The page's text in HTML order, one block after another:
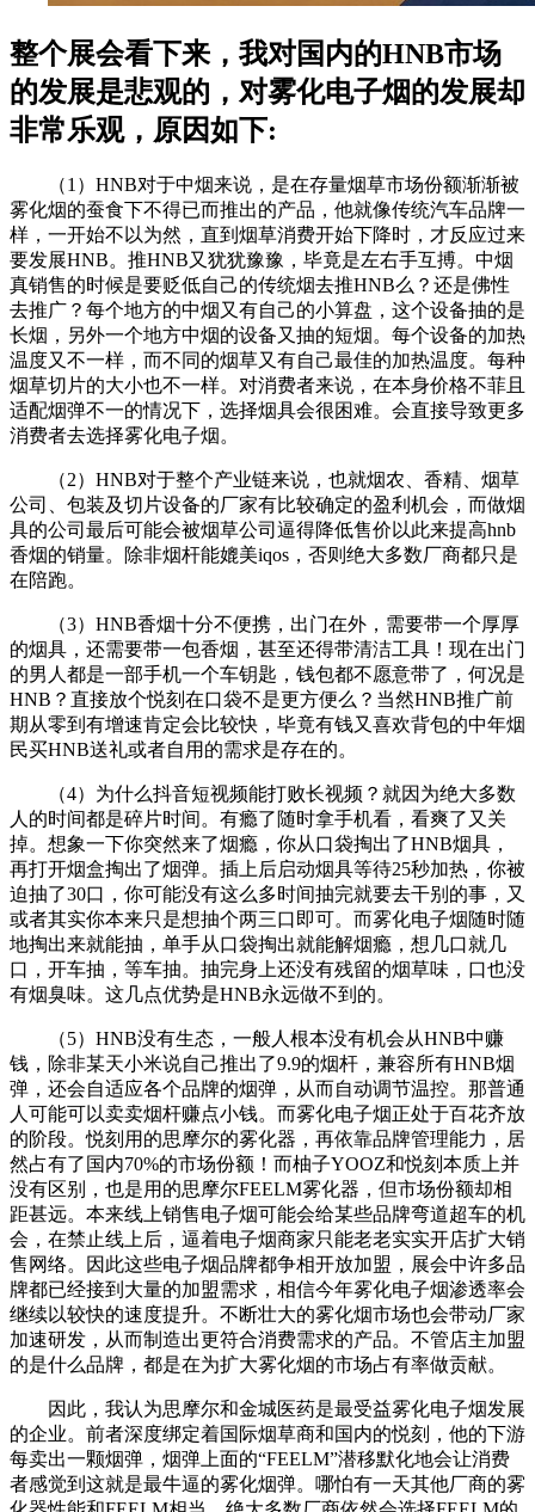
整个展会看下来，我对国内的HNB市场
的发展是悲观的，对雾化电子烟的发展却
非常乐观，原因如下:
（1）HNB对于中烟来说，是在存量烟草市场份额渐渐被
雾化烟的蚕食下不得已而推出的产品，他就像传统汽车品牌一
样，一开始不以为然，直到烟草消费开始下降时，才反应过来
要发展HNB。推HNB又犹犹豫豫，毕竟是左右手互搏。中烟
真销售的时候是要贬低自己的传统烟去推HNB么？还是佛性
去推广？每个地方的中烟又有自己的小算盘，这个设备抽的是
长烟，另外一个地方中烟的设备又抽的短烟。每个设备的加热
温度又不一样，而不同的烟草又有自己最佳的加热温度。每种
烟草切片的大小也不一样。对消费者来说，在本身价格不菲且
适配烟弹不一的情况下，选择烟具会很困难。会直接导致更多
消费者去选择雾化电子烟。
（2）HNB对于整个产业链来说，也就烟农、香精、烟草
公司、包装及切片设备的厂家有比较确定的盈利机会，而做烟
具的公司最后可能会被烟草公司逼得降低售价以此来提高hnb
香烟的销量。除非烟杆能媲美iqos，否则绝大多数厂商都只是
在陪跑。
（3）HNB香烟十分不便携，出门在外，需要带一个厚厚
的烟具，还需要带一包香烟，甚至还得带清洁工具！现在出门
的男人都是一部手机一个车钥匙，钱包都不愿意带了，何况是
HNB？直接放个悦刻在口袋不是更方便么？当然HNB推广前
期从零到有增速肯定会比较快，毕竟有钱又喜欢背包的中年烟
民买HNB送礼或者自用的需求是存在的。
（4）为什么抖音短视频能打败长视频？就因为绝大多数
人的时间都是碎片时间。有瘾了随时拿手机看，看爽了又关
掉。想象一下你突然来了烟瘾，你从口袋掏出了HNB烟具，
再打开烟盒掏出了烟弹。插上后启动烟具等待25秒加热，你被
迫抽了30口，你可能没有这么多时间抽完就要去干别的事，又
或者其实你本来只是想抽个两三口即可。而雾化电子烟随时随
地掏出来就能抽，单手从口袋掏出就能解烟瘾，想几口就几
口，开车抽，等车抽。抽完身上还没有残留的烟草味，口也没
有烟臭味。这几点优势是HNB永远做不到的。
（5）HNB没有生态，一般人根本没有机会从HNB中赚
钱，除非某天小米说自己推出了9.9的烟杆，兼容所有HNB烟
弹，还会自适应各个品牌的烟弹，从而自动调节温控。那普通
人可能可以卖卖烟杆赚点小钱。而雾化电子烟正处于百花齐放
的阶段。悦刻用的思摩尔的雾化器，再依靠品牌管理能力，居
然占有了国内70%的市场份额！而柚子YOOZ和悦刻本质上并
没有区别，也是用的思摩尔FEELM雾化器，但市场份额却相
距甚远。本来线上销售电子烟可能会给某些品牌弯道超车的机
会，在禁止线上后，逼着电子烟商家只能老老实实开店扩大销
售网络。因此这些电子烟品牌都争相开放加盟，展会中许多品
牌都已经接到大量的加盟需求，相信今年雾化电子烟渗透率会
继续以较快的速度提升。不断壮大的雾化烟市场也会带动厂家
加速研发，从而制造出更符合消费需求的产品。不管店主加盟
的是什么品牌，都是在为扩大雾化烟的市场占有率做贡献。
因此，我认为思摩尔和金城医药是最受益雾化电子烟发展
的企业。前者深度绑定着国际烟草商和国内的悦刻，他的下游
每卖出一颗烟弹，烟弹上面的“FEELM”潜移默化地会让消费
者感觉到这就是最牛逼的雾化烟弹。哪怕有一天其他厂商的雾